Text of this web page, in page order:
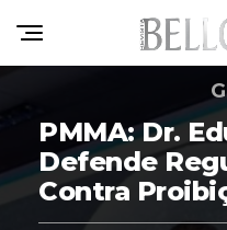
PMMA: Dr.
Defende
Contra